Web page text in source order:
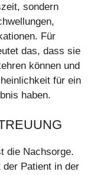
sondern
Für
das, dass sie
können und
für ein
haben.
die Nachsorge.
der Patient in der